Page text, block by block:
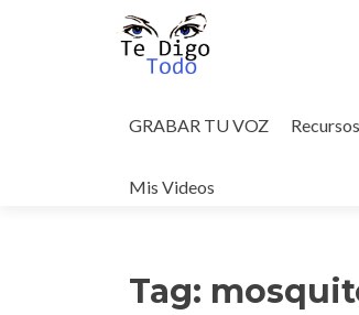
to
GRABAR TU VOZ Recursos
Mis Videos
Tag: